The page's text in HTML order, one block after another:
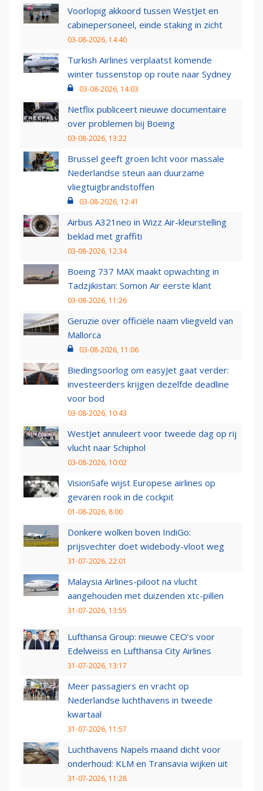
Voorlopig akkoord tussen WestJet en
cabinepersoneel, einde staking in zicht
03-08-2026, 14:40
Turkish Airlines verplaatst komende
winter tussenstop op route naar Sydney
03-08-2026, 14:03
Netflix publiceert nieuwe documentaire
over problemen bij Boeing
03-08-2026, 13:22
Brussel geeft groen licht voor massale
Nederlandse steun aan duurzame
vliegtuigbrandstoffen
03-08-2026, 12:41
Airbus A321neo in Wizz Air-kleurstelling
beklad met graffiti
03-08-2026, 12:34
Boeing 737 MAX maakt opwachting in
Tadzjikistan: Somon Air eerste klant
03-08-2026, 11:26
Geruzie over officiële naam vliegveld van
Mallorca
03-08-2026, 11:06
Biedingsoorlog om easyJet gaat verder:
investeerders krijgen dezelfde deadline
voor bod
03-08-2026, 10:43
WestJet annuleert voor tweede dag op rij
vlucht naar Schiphol
03-08-2026, 10:02
VisionSafe wijst Europese airlines op
gevaren rook in de cockpit
01-08-2026, 8:00
Donkere wolken boven IndiGo:
prijsvechter doet widebody-vloot weg
31-07-2026, 22:01
Malaysia Airlines-piloot na vlucht
aangehouden met duizenden xtc-pillen
31-07-2026, 13:55
Lufthansa Group: nieuwe CEO’s voor
Edelweiss en Lufthansa City Airlines
31-07-2026, 13:17
Meer passagiers en vracht op
Nederlandse luchthavens in tweede
kwartaal
31-07-2026, 11:57
Luchthavens Napels maand dicht voor
onderhoud: KLM en Transavia wijken uit
31-07-2026, 11:28